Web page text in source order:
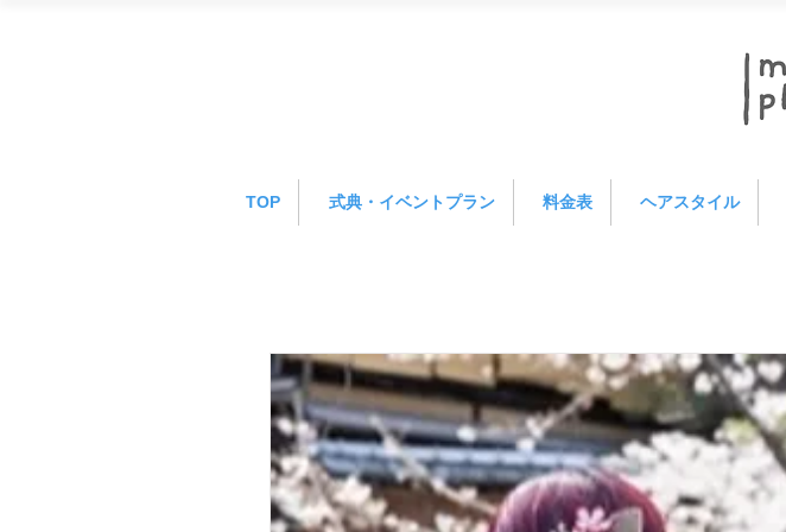
TOP 式典・イベントプラン 料金表 ヘアスタイル